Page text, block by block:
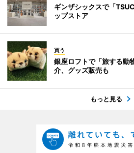
ギンザシックスで「
ップストア
買う
銀座ロフトで「旅する
介、グッズ販売も
もっと見る